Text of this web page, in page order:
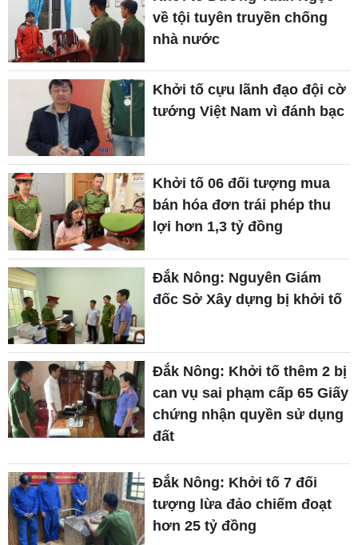
về tội tuyên truyền chống
nhà nước
Khởi tố cựu lãnh đạo đội cờ
tướng Việt Nam vì đánh bạc
Khởi tố 06 đối tượng mua
bán hóa đơn trái phép thu
lợi hơn 1,3 tỷ đồng
Đắk Nông: Nguyên Giám
đốc Sở Xây dựng bị khởi tố
Đắk Nông: Khởi tố thêm 2 bị
can vụ sai phạm cấp 65 Giấy
chứng nhận quyền sử dụng
đất
Đắk Nông: Khởi tố 7 đối
tượng lừa đảo chiếm đoạt
hơn 25 tỷ đồng